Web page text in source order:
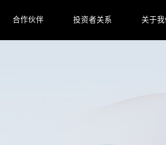
合作伙伴 投资者关系 关于我